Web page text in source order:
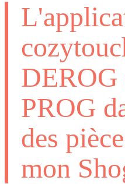
DEROG
PROG
des
mon